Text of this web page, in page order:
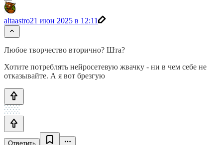
altaastro21 июн 2025 в 12:11
Любое творчество вторично? Шта?
Хотите потреблять нейросетевую жвачку - ни в чем себе не
отказывайте. А я вот брезгую
Ответить